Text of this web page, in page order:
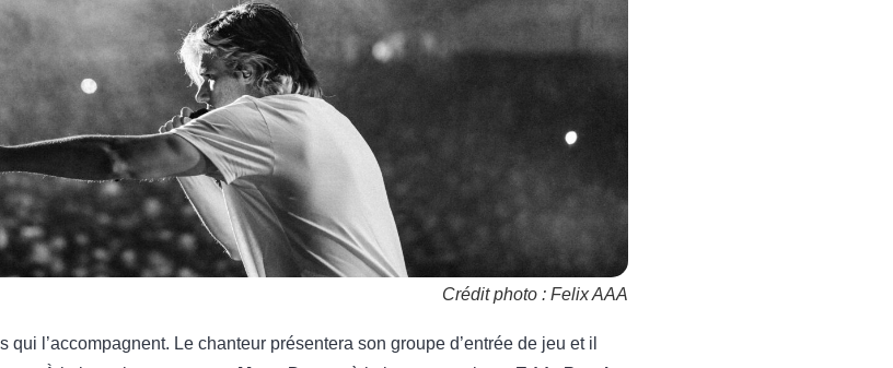
Crédit photo : Felix AAA
l’accompagnent. Le chanteur présentera son groupe d’entrée de jeu et il